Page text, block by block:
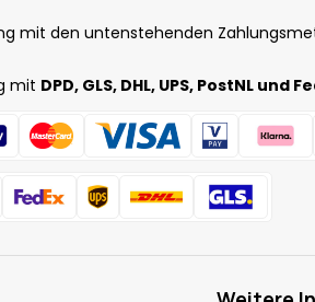
mit den untenstehenden
mit DPD, GLS, DHL, UPS, PostNL und